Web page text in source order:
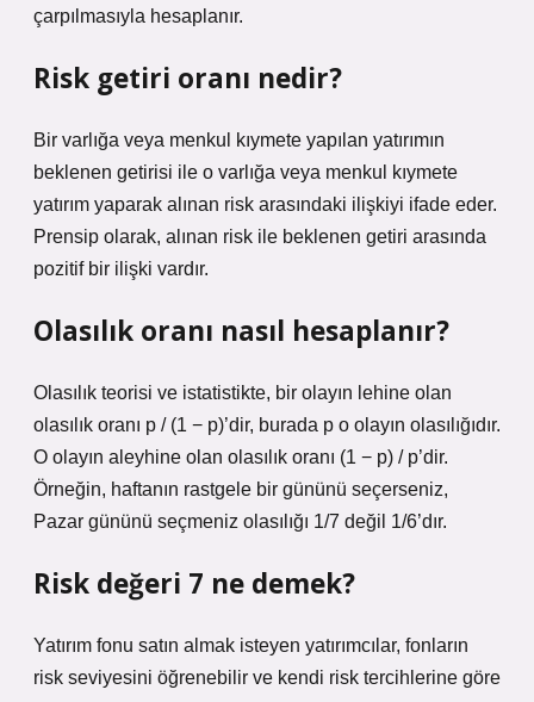
çarpılmasıyla hesaplanır.
Risk getiri oranı nedir?
Bir varlığa veya menkul kıymete yapılan yatırımın
beklenen getirisi ile o varlığa veya menkul kıymete
yatırım yaparak alınan risk arasındaki ilişkiyi ifade eder.
Prensip olarak, alınan risk ile beklenen getiri arasında
pozitif bir ilişki vardır.
Olasılık oranı nasıl hesaplanır?
Olasılık teorisi ve istatistikte, bir olayın lehine olan
olasılık oranı p / (1 − p)’dir, burada p o olayın olasılığıdır.
O olayın aleyhine olan olasılık oranı (1 − p) / p’dir.
Örneğin, haftanın rastgele bir gününü seçerseniz,
Pazar gününü seçmeniz olasılığı 1/7 değil 1/6’dır.
Risk değeri 7 ne demek?
Yatırım fonu satın almak isteyen yatırımcılar, fonların
risk seviyesini öğrenebilir ve kendi risk tercihlerine göre